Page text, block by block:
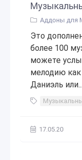
Аддоны для
Это
более 100
можете
мелодию
Даниэль или...
17.05.20